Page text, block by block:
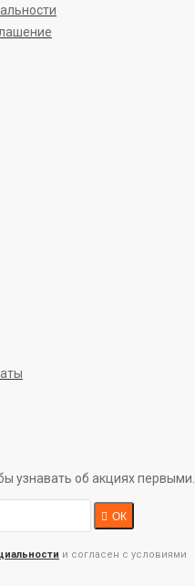
узнавать об акциях первыми.
ОК
и согласен с условиями